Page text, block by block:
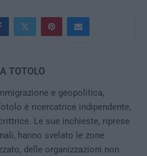
TOTOLO
e geopolitica,
è ricercatrice indipendente,
Le sue inchieste, riprese
hanno svelato le zone
delle organizzazioni non